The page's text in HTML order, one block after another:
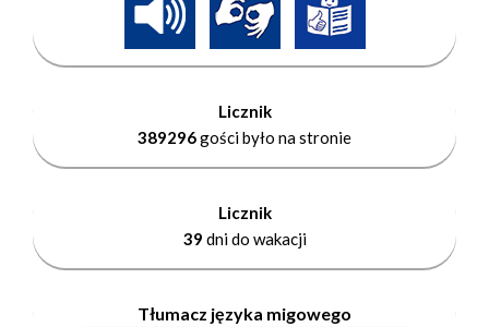
Licznik
389296gości było na stronie
Licznik
39 dni do wakacji
Tłumacz języka migowego